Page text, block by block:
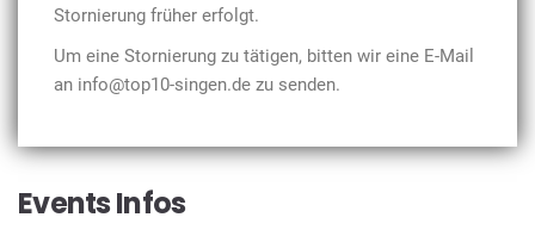
Stornierung früher erfolgt.
Um eine Stornierung zu tätigen, bitten wir eine E-Mail
an info@top10-singen.de zu senden.
Events Infos